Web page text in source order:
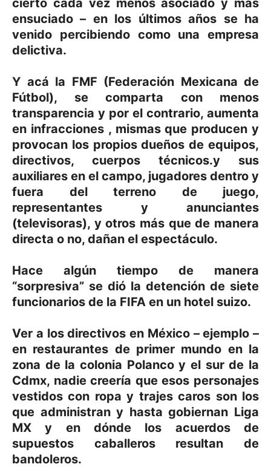
cierto cada vez menos asociado y más
ensuciado – en los últimos años se ha
venido percibiendo como una empresa
delictiva.
Y acá la FMF (Federación Mexicana de
Fútbol), se comparta con menos
transparencia y por el contrario, aumenta
en infracciones , mismas que producen y
provocan los propios dueños de equipos,
directivos, cuerpos técnicos.y sus
auxiliares en el campo, jugadores dentro y
fuera del terreno de juego,
representantes y anunciantes
(televisoras), y otros más que de manera
directa o no, dañan el espectáculo.
Hace algún tiempo de manera
“sorpresiva” se dió la detención de siete
funcionarios de la FIFA en un hotel suizo.
Ver a los directivos en México – ejemplo –
en restaurantes de primer mundo en la
zona de la colonia Polanco y el sur de la
Cdmx, nadie creería que esos personajes
vestidos con ropa y trajes caros son los
que administran y hasta gobiernan Liga
MX y en dónde los acuerdos de
supuestos caballeros resultan de
bandoleros.